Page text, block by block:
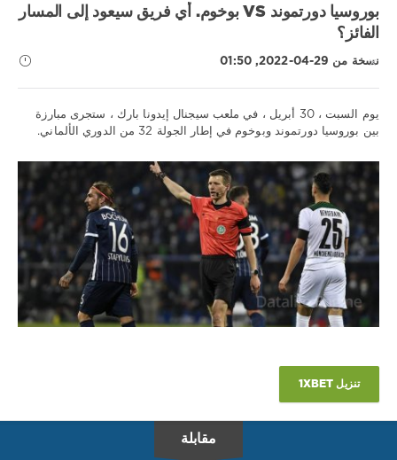
البرتغال الدوري الاسباني الدوري الالماني الدوري الاوروبي
الدوري الروسي الممتاز
بايرن برشلونة بريميرا بطولة العالم لهوكي الجليد
بطولة بيلاروسيا دوري VTB يونايتد دوري أبطال أوروبا
دوري الأمم الأوروبية دوري الدرجة الاولى الايطالي دينامو موسكو
دينامو مينسك روما ريال مدريد زينيت سسكا سويسرا
عصبة الأمم فنلندا فياريال لوكوموتيف كوبان ليفربول
مدينة مانشستر موناكو ميتالورج نابولي نيزهني نوفجورود
نيوكاسل
Show all tags
بوروسيا دورتموند VS بوخوم. أي فريق سيعود إلى المسار
الفائز؟
نسخة من 29-04-2022, 01:50
/
تنبؤات
كرة
القدم
Download
1xbet
790
بوروسيا
يوم السبت ، 30 أبريل ، في ملعب سيجنال إيدونا بارك ، ستجرى مبارزة
بين بوروسيا دورتموند وبوخوم في إطار الجولة 32 من الدوري الألماني.
تنزيل 1XBET
مقابلة